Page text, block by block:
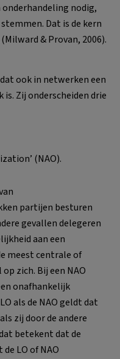
onderhandeling nodig,
Dat is de kern
& Provan, 2006).
ook in netwerken een
Zij onderscheiden drie
(NAO).
partijen besturen
gevallen delegeren
aan een
meest centrale of
zich. Bij een NAO
onafhankelijk
als de NAO geldt dat
zij door de andere
betekent dat de
LO of NAO